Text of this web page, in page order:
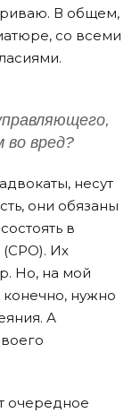
В общем,
со всеми
во вред?
несут
они обязаны
в
(СРО). Их
Но, на мой
конечно, нужно
А
очередное